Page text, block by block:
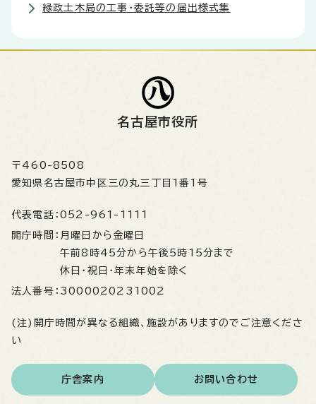
緑政土木局の工事・委託等の届出様式集
名古屋市役所
〒460-8508
愛知県名古屋市中区三の丸三丁目1番1号
代表電話： 052-961-1111
開庁時間： 月曜日から金曜日
午前8時45分から午後5時15分まで
休日・祝日・年末年始を除く
法人番号： 3000020231002
(注)開庁時間が異なる組織、施設がありますのでご注意くださ
い
庁舎案内 お問い合わせ